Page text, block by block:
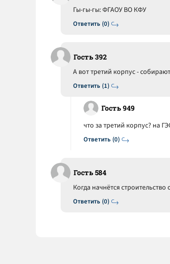
Ответить (0)
Гы-гы-гы: ФГАОУ ВО КФУ
Гость 392
Ответить (1)
А вот третий корпус -
Гость 949
Ответить (0)
что за третий корпус? на
Гость 584
Ответить (0)
Когда начнётся строительство